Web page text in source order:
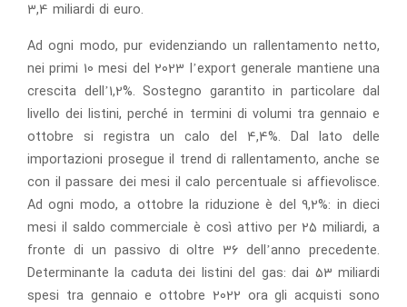
3,4 miliardi di euro.
Ad ogni modo, pur evidenziando un rallentamento netto,
nei primi 10 mesi del 2023 l’export generale mantiene una
crescita dell’1,2%. Sostegno garantito in particolare dal
livello dei listini, perché in termini di volumi tra gennaio e
ottobre si registra un calo del 4,4%. Dal lato delle
importazioni prosegue il trend di rallentamento, anche se
con il passare dei mesi il calo percentuale si affievolisce.
Ad ogni modo, a ottobre la riduzione è del 9,2%: in dieci
mesi il saldo commerciale è così attivo per 25 miliardi, a
fronte di un passivo di oltre 36 dell’anno precedente.
Determinante la caduta dei listini del gas: dai 53 miliardi
spesi tra gennaio e ottobre 2022 ora gli acquisti sono